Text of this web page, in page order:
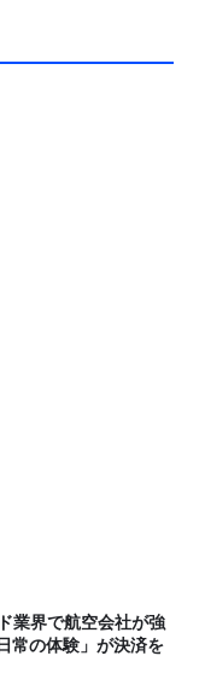
業界で航空会社が強
常の体験」が決済を